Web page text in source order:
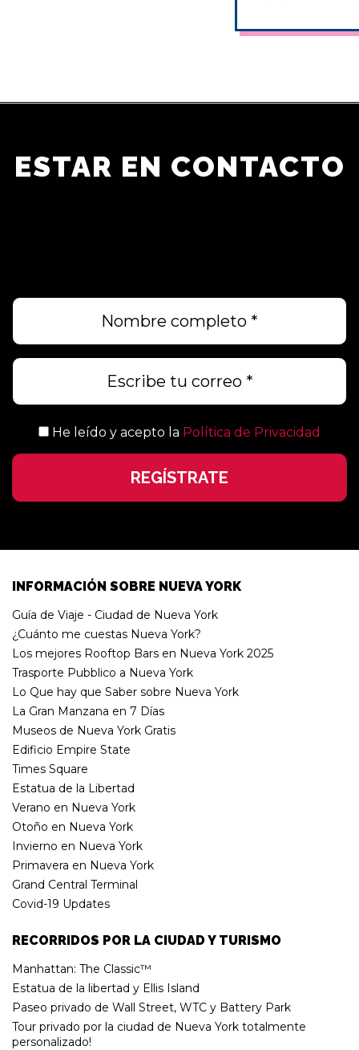
ESTAR EN CONTACTO
He leído y acepto la Política de Privacidad
INFORMACIÓN SOBRE NUEVA YORK
Guía de Viaje - Ciudad de Nueva York
¿Cuánto me cuestas Nueva York?
Los mejores Rooftop Bars en Nueva York 2025
Trasporte Pubblico a Nueva York
Lo Que hay que Saber sobre Nueva York
La Gran Manzana en 7 Días
Museos de Nueva York Gratis
Edificio Empire State
Times Square
Estatua de la Libertad
Verano en Nueva York
Otoño en Nueva York
Invierno en Nueva York
Primavera en Nueva York
Grand Central Terminal
Covid-19 Updates
RECORRIDOS POR LA CIUDAD Y TURISMO
Manhattan: The Classic™
Estatua de la libertad y Ellis Island
Paseo privado de Wall Street, WTC y Battery Park
Tour privado por la ciudad de Nueva York totalmente
personalizado!